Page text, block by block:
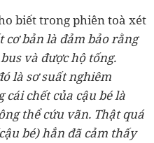
biết trong phiên toà xét
cơ bản là đảm bảo rằng
và được hộ tống.
là sơ suất nghiêm
chết của cậu bé là
thể cứu vãn. Thật quá
bé) hẳn đã cảm thấy